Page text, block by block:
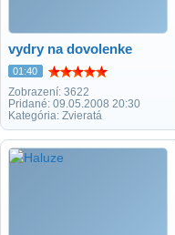
vydry na dovolenke
01:40
Zobrazení: 3622
Pridané: 09.05.2008 20:30
Kategória: Zvieratá